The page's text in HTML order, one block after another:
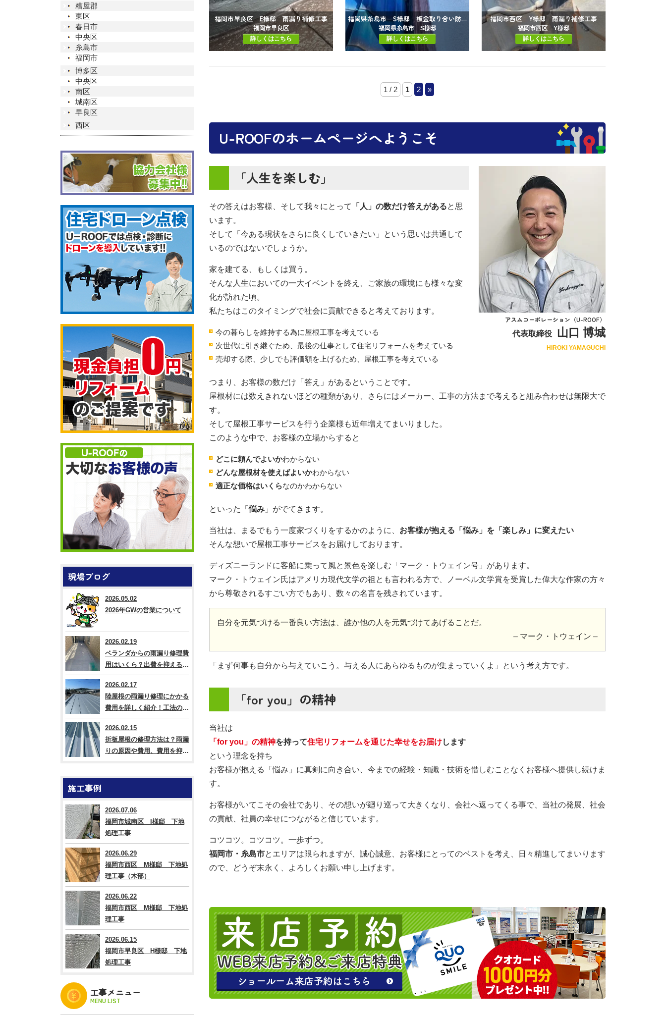
福岡市早良区 E様邸 雨漏り補修工事
福岡市早良区
詳しくはこちら
福岡県糸島市 S様邸 板金取り合い防水工事
福岡県糸島市 S様邸
詳しくはこちら
福岡市西区 Y様邸 雨漏り補修工事
福岡市西区 Y様邸
詳しくはこちら
1 / 2 1 2 »
U-ROOFのホームページへようこそ
アスムコーポレーション（U-ROOF）
代表取締役
山口 博城
HIROKI YAMAGUCHI
「人生を楽しむ」
その答えはお客様、そして我々にとって 「人」の数だけ答えがあると思
います。
そして「今ある現状をさらに良くしていきたい」という思いは共通して
いるのではないでしょうか。
家を建てる、もしくは買う。
そんな人生においての一大イベントを終え、ご家族の環境にも様々な変
化が訪れた頃。
私たちはこのタイミングで社会に貢献できると考えております。
今の暮らしを維持する為に屋根工事を考えている
次世代に引き継ぐため、最後の仕事として住宅リフォームを考えている
売却する際、少しでも評価額を上げるため、屋根工事を考えている
つまり、お客様の数だけ「答え」があるということです。
屋根材には数えきれないほどの種類があり、さらにはメーカー、工事の方法まで考えると組み合わせは無限大で
す。
そして屋根工事サービスを行う企業様も近年増えてまいりました。
このような中で、お客様の立場からすると
どこに頼んでよいかわからない
どんな屋根材を使えばよいかわからない
適正な価格はいくらなのかわからない
といった「悩み 」がでてきます。
当社は、まるでもう一度家づくりをするかのように、 お客様が抱える「悩み」を「楽しみ」に変えたい
そんな想いで屋根工事サービスをお届けしております。
ディズニーランドに客船に乗って風と景色を楽しむ「マーク・トウェイン号」があります。
マーク・トウェイン氏はアメリカ現代文学の祖とも言われる方で、ノーベル文学賞を受賞した偉大な作家の方々
から尊敬されるすごい方でもあり、数々の名言を残されています。
自分を元気づける一番良い方法は、誰か他の人を元気づけてあげることだ。
– マーク・トウェイン –
「まず何事も自分から与えていこう。与える人にあらゆるものが集まっていくよ」という考え方です。
「for you」の精神
当社は
「for you」の精神を持って住宅リフォームを通じた幸せをお届けします
という理念を持ち
お客様が抱える「悩み」に真剣に向き合い、今までの経験・知識・技術を惜しむことなくお客様へ提供し続けま
す。
お客様がいてこその会社であり、その想いが廻り巡って大きくなり、会社へ返ってくる事で、当社の発展、社会
の貢献、社員の幸せにつながると信じています。
コツコツ。コツコツ。一歩ずつ。
福岡市・糸島市とエリアは限られますが、誠心誠意、お客様にとってのベストを考え、日々精進してまいります
ので、どうぞ末永く、よろしくお願い申し上げます。
糟屋郡
東区
春日市
中央区
糸島市
福岡市
博多区
中央区
南区
城南区
早良区
西区
現場ブログ
2026.05.02
2026年GWの営業について
2026.02.19
ベランダからの雨漏り修理費
用はいくら？出費を抑える方
法なども解説
2026.02.17
陸屋根の雨漏り修理にかかる
費用を詳しく紹介！工法の違
いも解説
2026.02.15
折板屋根の修理方法は？雨漏
りの原因や費用、費用を抑え
施工事例
2026.07.06
福岡市城南区 I様邸 下地
処理工事
2026.06.29
福岡市西区 M様邸 下地処
理工事（木部）
2026.06.22
福岡市西区 M様邸 下地処
理工事
2026.06.15
福岡市早良区 H様邸 下地
処理工事
工事メニュー
MENU LIST